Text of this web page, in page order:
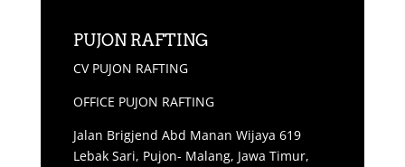
PUJON RAFTING
CV PUJON RAFTING
OFFICE PUJON RAFTING
Jalan Brigjend Abd Manan Wijaya 619
Lebak Sari, Pujon- Malang, Jawa Timur,